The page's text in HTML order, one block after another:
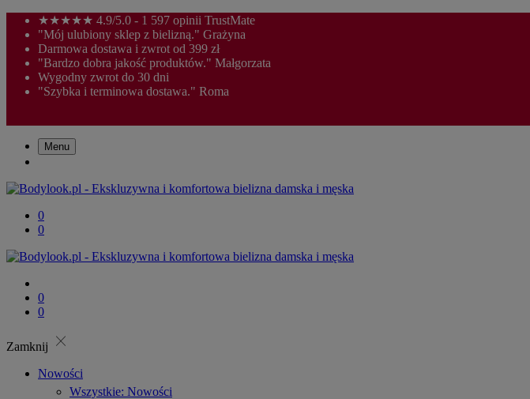
★★★★★ 4.9/5.0 - 1 597 opinii TrustMate
"Mój ulubiony sklep z bielizną." Grażyna
Darmowa dostawa i zwrot od 399 zł
"Bardzo dobra jakość produktów." Małgorzata
Wygodny zwrot do 30 dni
"Szybka i terminowa dostawa." Roma
Menu
0
0
0
0
Zamknij close
Nowości
Wszystkie: Nowości